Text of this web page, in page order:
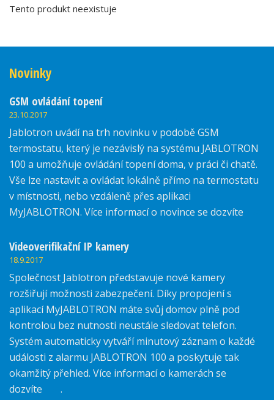
Tento produkt neexistuje
Novinky
GSM ovládání topení
23.10.2017
Jablotron uvádí na trh novinku v podobě GSM
termostatu, který je nezávislý na systému JABLOTRON
100 a umožňuje ovládání topení doma, v práci či chatě.
Vše lze nastavit a ovládat lokálně přímo na termostatu
v místnosti, nebo vzdáleně přes aplikaci
MyJABLOTRON. Více informací o novince se dozvíte
Videoverifikační IP kamery
18.9.2017
Společnost Jablotron představuje nové kamery
rozšiřují možnosti zabezpečení. Díky propojení s
aplikací MyJABLOTRON máte svůj domov plně pod
kontrolou bez nutnosti neustále sledovat telefon.
Systém automaticky vytváří minutový záznam o každé
události z alarmu JABLOTRON 100 a poskytuje tak
okamžitý přehled. Více informací o kamerách se
dozvíte
.